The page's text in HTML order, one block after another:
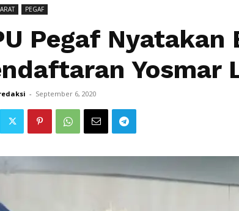
PEGAF
Pegaf Nyatakan
Yosmar
- September 6, 2020